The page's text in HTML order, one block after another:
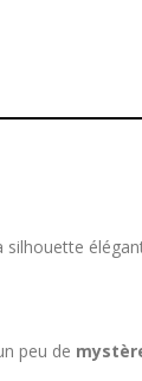
silhouette
peu de